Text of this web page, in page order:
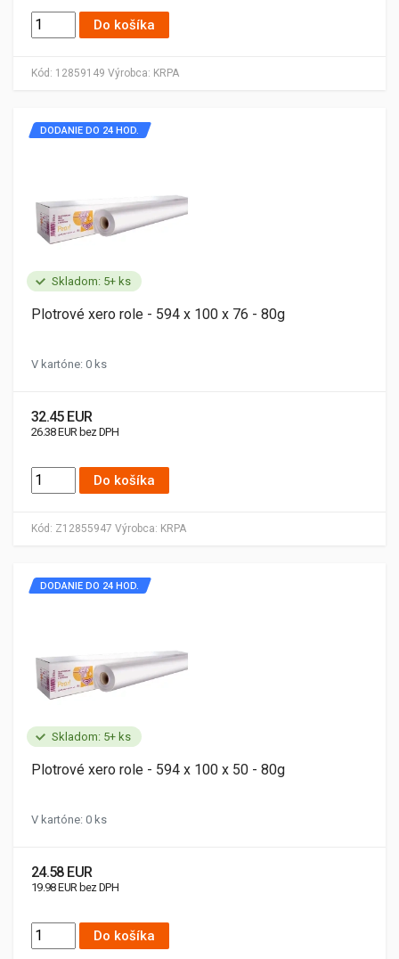
Kód: 12859149 Výrobca: KRPA
Do košíka
Skladom: 5+ ks
Kód: Z12855947 Výrobca: KRPA
DODANIE DO 24 HOD.
Plotrové xero role - 594 x 100 x 76 - 80g
V kartóne: 0 ks
32.45 EUR
26.38 EUR bez DPH
Do košíka
Skladom: 5+ ks
DODANIE DO 24 HOD.
Plotrové xero role - 594 x 100 x 50 - 80g
V kartóne: 0 ks
24.58 EUR
19.98 EUR bez DPH
Do košíka